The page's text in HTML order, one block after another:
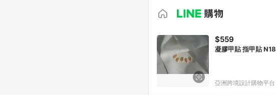
$559
凝膠甲貼 指甲貼
亞洲跨境設計購物平